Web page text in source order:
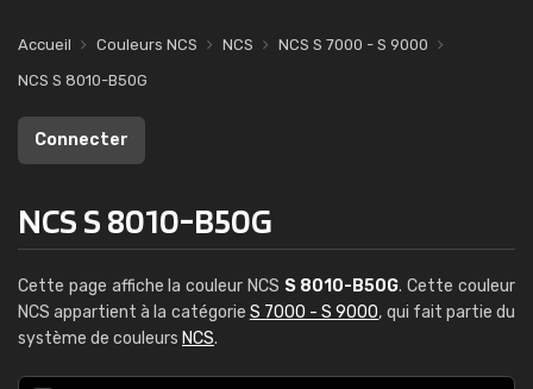
Accueil Couleurs NCS NCS
NCS S 7000 - S 9000
NCS S 8010-B50G
Connecter
NCS S 8010-B50G
Cette page affiche la couleur NCS S 8010-B50G. Cette couleur
NCS appartient à la catégorie S 7000 - S 9000, qui fait partie du
système de couleurs NCS.